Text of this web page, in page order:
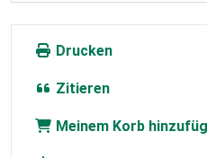
Drucken
Zitieren
Meinem Korb